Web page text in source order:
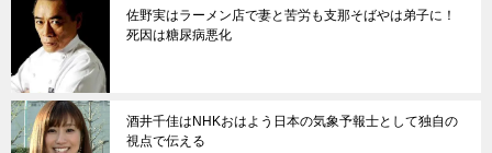
佐野実はラーメン店で妻と苦労も支那そばやは弟子に！
死因は糖尿病悪化
酒井千佳はNHKおはよう日本の気象予報士として独自の
視点で伝える